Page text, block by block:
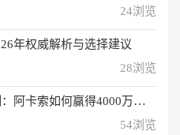
24浏览
年权威解析与选择建议
28浏览
索如何赢得4000万用户信赖？
54浏览